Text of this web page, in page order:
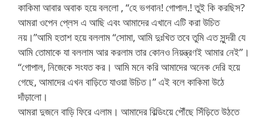
কাকিমা আবার অবাক হয়ে বললো , “হে ভগবান! গোপাল.! তুই কি করছিস?
আমরা ওপেন প্লেস এ আছি এবং আমাদের এখানে এটি করা উচিত
নয়।”আমি হতাশ হয়ে বললাম “সোমা, আমি দুঃখিত তবে তুমি এত সুন্দরী যে
আমি তোমাকে যা বললাম আর করলাম তার কোনও নিয়ন্ত্রণই আমার নেই”।
“গোপাল, নিজেকে সংযত কর। আমি মনে করি আমাদের অনেক দেরি হয়ে
গেছে, আমাদের এখন বাড়িতে যাওয়া উচিত।” এই বলে কাকিমা উঠে
দাঁড়ালো।
আমরা দুজনে বাড়ি ফিরে এলাম। আমাদের বিল্ডিংয়ে পৌঁছে সিঁড়িতে উঠতে